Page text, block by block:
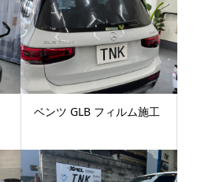
ベンツ GLB フィルム施工